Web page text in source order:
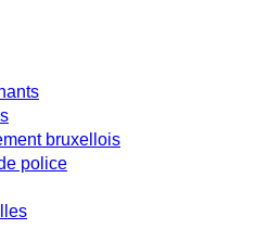
bruxellois
police